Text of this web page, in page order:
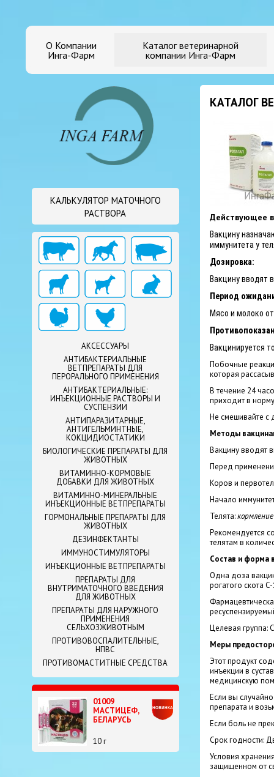
О Компании
Инга-Фарм
Каталог ветеринарной
компании Инга-Фарм
КАЛЬКУЛЯТОР МАТОЧНОГО
РАСТВОРА
АКСЕССУАРЫ
АНТИБАКТЕРИАЛЬНЫЕ
ВЕТПРЕПАРАТЫ ДЛЯ
ПЕРОРАЛЬНОГО ПРИМЕНЕНИЯ
АНТИБАКТЕРИАЛЬНЫЕ:
ИНЪЕКЦИОННЫЕ РАСТВОРЫ И
СУСПЕНЗИИ
АНТИПАРАЗИТАРНЫЕ,
АНТИГЕЛЬМИНТНЫЕ,
КОКЦИДИОСТАТИКИ
БИОЛОГИЧЕСКИЕ ПРЕПАРАТЫ ДЛЯ
ЖИВОТНЫХ
ВИТАМИННО-КОРМОВЫЕ
ДОБАВКИ ДЛЯ ЖИВОТНЫХ
ВИТАМИННО-МИНЕРАЛЬНЫЕ
ИНЪЕКЦИОННЫЕ ВЕТПРЕПАРАТЫ
ГОРМОНАЛЬНЫЕ ПРЕПАРАТЫ ДЛЯ
ЖИВОТНЫХ
ДЕЗИНФЕКТАНТЫ
ИММУНОСТИМУЛЯТОРЫ
ИНЪЕКЦИОННЫЕ ВЕТПРЕПАРАТЫ
ПРЕПАРАТЫ ДЛЯ
ВНУТРИМАТОЧНОГО ВВЕДЕНИЯ
ДЛЯ ЖИВОТНЫХ
ПРЕПАРАТЫ ДЛЯ НАРУЖНОГО
ПРИМЕНЕНИЯ
СЕЛЬХОЗЖИВОТНЫМ
ПРОТИВОВОСПАЛИТЕЛЬНЫЕ,
НПВС
ПРОТИВОМАСТИТНЫЕ СРЕДСТВА
01009
МАСТИЦЕФ,
БЕЛАРУСЬ
10 г
КАТАЛОГ
Действующее
Вакцину
иммунитета у
Дозировка:
Вакцину вводят
Период
Мясо и молоко
Вакцинируется
Побочные
которая
В течение 24
приходит в
Не смешивайте с
Методы
Вакцину вводят
Перед
Коров и
Начало
Телята:
Рекомендуется
телятам в
Состав и форма
Одна доза
рогатого скота
Целевая группа:
Меры
Этот продукт
инъекции в
медицинскую
Если вы
препарата и
Если боль не
Срок годности:
Условия
защищенном от